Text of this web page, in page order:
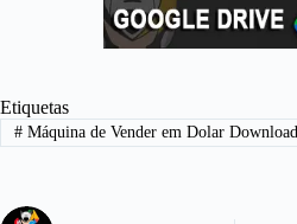
Etiquetas
#Máquina de Vender em Dolar Download